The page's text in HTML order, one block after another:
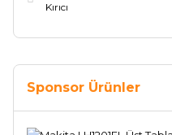
Kırıcı
Sponsor Ürünler